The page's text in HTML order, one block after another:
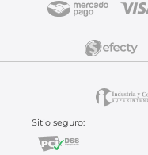
Sitio seguro: